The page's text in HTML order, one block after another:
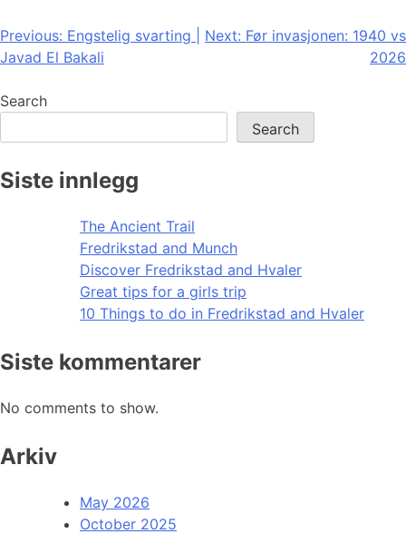
Post
navigation
Previous: Engstelig svarting |
Javad El Bakali
Next: Før invasjonen: 1940 vs
2026
Search
Search
Siste innlegg
The Ancient Trail
Fredrikstad and Munch
Discover Fredrikstad and Hvaler
Great tips for a girls trip
10 Things to do in Fredrikstad and Hvaler
Siste kommentarer
No comments to show.
Arkiv
May 2026
October 2025